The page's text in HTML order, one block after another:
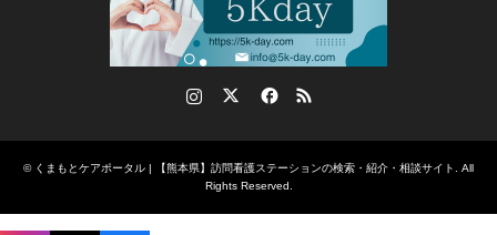
RSS
© くまもとケアポータル | 【熊本県】訪問看護ステーションの検索・紹介・相談サイト. All
Rights Reserved.